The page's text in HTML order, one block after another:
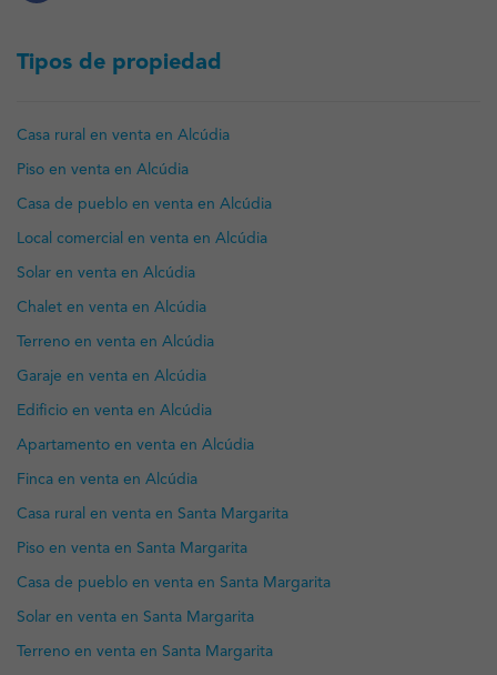
Tipos de propiedad
Casa rural en venta en Alcúdia
Piso en venta en Alcúdia
Casa de pueblo en venta en Alcúdia
Local comercial en venta en Alcúdia
Solar en venta en Alcúdia
Chalet en venta en Alcúdia
Terreno en venta en Alcúdia
Garaje en venta en Alcúdia
Edificio en venta en Alcúdia
Apartamento en venta en Alcúdia
Finca en venta en Alcúdia
Casa rural en venta en Santa Margarita
Piso en venta en Santa Margarita
Casa de pueblo en venta en Santa Margarita
Solar en venta en Santa Margarita
Terreno en venta en Santa Margarita